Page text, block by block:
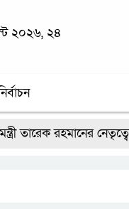
২০২৬, ২৪
তারেক রহমানের